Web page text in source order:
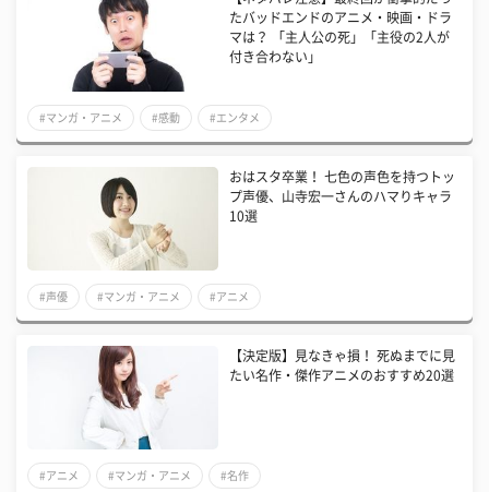
たバッドエンドのアニメ・映画・ドラ
マは？ 「主人公の死」「主役の2人が
付き合わない」
#マンガ・アニメ #感動 #エンタメ
おはスタ卒業！ 七色の声色を持つトッ
プ声優、山寺宏一さんのハマりキャラ
10選
#声優 #マンガ・アニメ #アニメ
【決定版】見なきゃ損！ 死ぬまでに見
たい名作・傑作アニメのおすすめ20選
#アニメ #マンガ・アニメ #名作